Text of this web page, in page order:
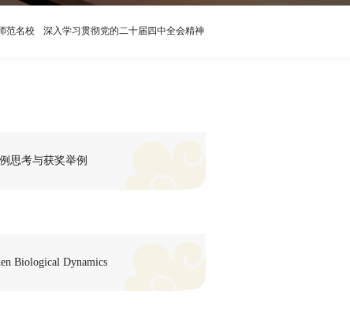
范名校 深入学习贯彻党的二十届四中全会精神
思考与获奖举例
Biological Dynamics